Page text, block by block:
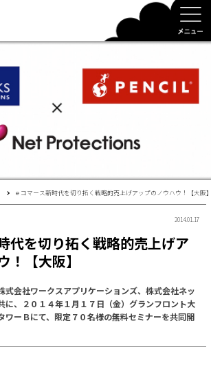
ｅコマース新時代を切り拓く戦略的売上げアップのノウハウ！【大阪
2014.01.17
代を切り拓く戦略的売上げア
！【大阪】
式会社ワークスアプリケーションズ、株式会社ネッ
に、２０１４年１月１７日（金）グランフロント大
ワーＢにて、限定７０名様の無料セミナーを共同開